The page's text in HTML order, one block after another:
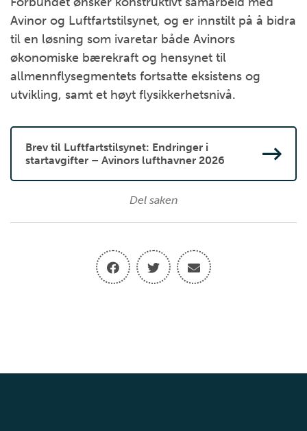
Avinor og Luftfartstilsynet, og er innstilt på å bidra
til en løsning som ivaretar både Avinors
økonomiske bærekraft og hensynet til
allmennflysegmentets fortsatte eksistens og
utvikling, samt et høyt flysikkerhetsnivå.
Brev til Luftfartstilsynet: Endringer i
startavgifter – Avinors lufthavner 2026
Del saken